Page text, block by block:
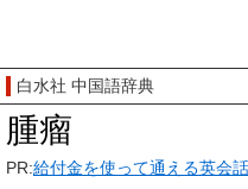
白水社 中国語辞典
腫瘤
PR:給付金を使って通える英会